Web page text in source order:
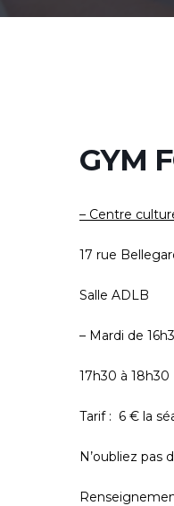
GYM
– Centre
17 rue
Salle ADLB
– Mardi de
17h30 à 18h30
Tarif : 6 € la
N’oubliez pas